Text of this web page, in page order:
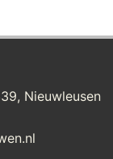
Nieuwleusen